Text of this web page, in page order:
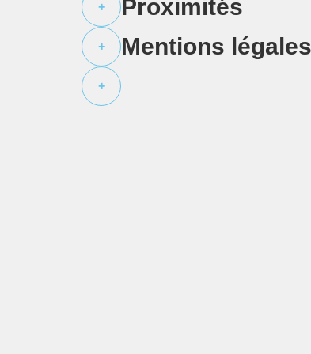
+ Proximités
+ Mentions légales
+